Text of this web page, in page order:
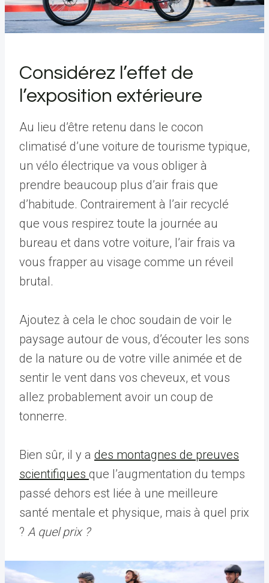
Considérez l’effet de
l’exposition extérieure
Au lieu d’être retenu dans le cocon
climatisé d’une voiture de tourisme typique,
un vélo électrique va vous obliger à
prendre beaucoup plus d’air frais que
d’habitude. Contrairement à l’air recyclé
que vous respirez toute la journée au
bureau et dans votre voiture, l’air frais va
vous frapper au visage comme un réveil
brutal.
Ajoutez à cela le choc soudain de voir le
paysage autour de vous, d’écouter les sons
de la nature ou de votre ville animée et de
sentir le vent dans vos cheveux, et vous
allez probablement avoir un coup de
tonnerre.
Bien sûr, il y a des montagnes de preuves
scientifiques que l’augmentation du temps
passé dehors est liée à une meilleure
santé mentale et physique, mais à quel prix
? A quel prix ?